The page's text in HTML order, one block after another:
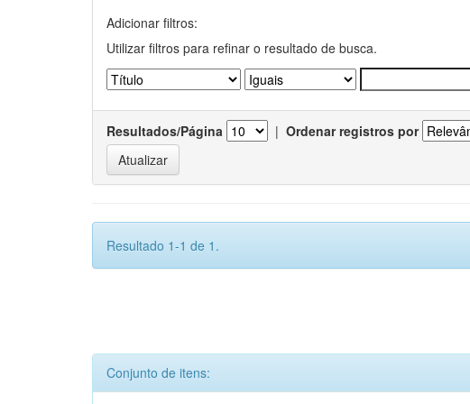
Adicionar filtros:
Utilizar filtros para refinar o resultado de busca.
Resultados/Página | Ordenar registros por
Resultado 1-1 de 1.
Conjunto de itens: